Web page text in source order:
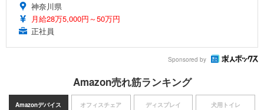
神奈川県
月給28万5,000円～50万円
正社員
Sponsored by
Amazon売れ筋ランキング
Amazonデバイス オフィスチェア ディスプレイ 犬用トイレ